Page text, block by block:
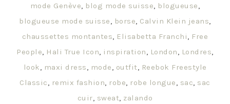
mode Genève, blog mode suisse, blogueuse,
blogueuse mode suisse, borse, Calvin Klein jeans,
chaussettes montantes, Elisabetta Franchi, Free
People, Hali True Icon, inspiration, London, Londres,
look, maxi dress, mode, outfit, Reebok Freestyle
Classic, remix fashion, robe, robe longue, sac, sac
cuir, sweat, zalando